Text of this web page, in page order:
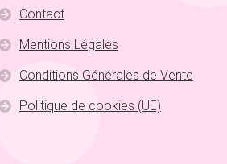
Contact
Mentions Légales
Conditions Générales de Vente
Politique de cookies (UE)